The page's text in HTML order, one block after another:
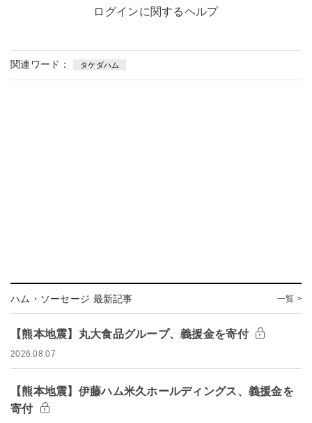
ログインに関するヘルプ
関連ワード： タケダハム
ハム・ソーセージ 最新記事 一覧 >
【熊本地震】丸大食品グループ、義援金を寄付
2026.08.07
【熊本地震】伊藤ハム米久ホールディングス、義援金を
寄付